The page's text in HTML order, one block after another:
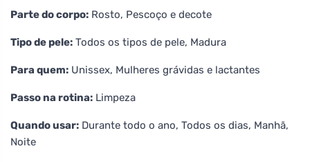
Parte do corpo: Rosto, Pescoço e decote
Tipo de pele: Todos os tipos de pele, Madura
Para quem: Unissex, Mulheres grávidas e lactantes
Passo na rotina: Limpeza
Quando usar: Durante todo o ano, Todos os dias, Manhã,
Noite